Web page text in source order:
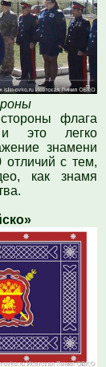
флага
и это легко
знамени
отличий с тем,
как знамя